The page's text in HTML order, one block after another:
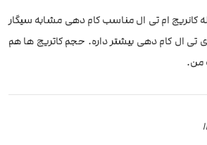
ام تی ال مناسب کام دهی مشابه سیگار
ال کام دهی بیشتر داره. حجم کاتریج ها هم